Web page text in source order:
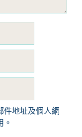
件地址及個人網
。